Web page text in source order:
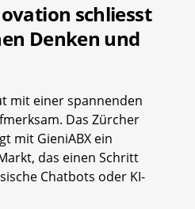
schliesst
Denken und
mit einer spannenden
Das Zürcher
mit GieniABX ein
das einen Schritt
Chatbots oder KI-